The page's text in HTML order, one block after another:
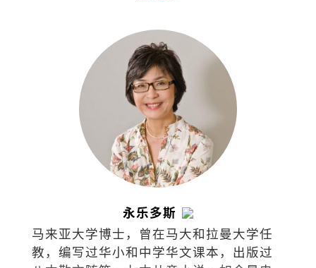
永乐多斯
马来亚大学博士，曾在马大和拉曼大学任
教，编写过华小和中学华文课本，出版过